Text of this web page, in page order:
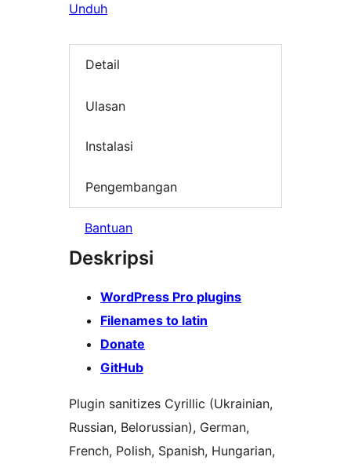
Unduh
Detail
Ulasan
Instalasi
Pengembangan
Bantuan
Deskripsi
WordPress Pro plugins
Filenames to latin
Donate
GitHub
Plugin sanitizes Cyrillic (Ukrainian,
Russian, Belorussian), German,
French, Polish, Spanish, Hungarian,